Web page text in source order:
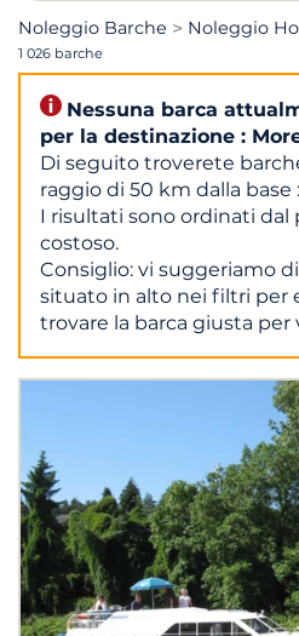
Noleggio Barche Noleggio
1 026 barche
Nessuna barca
per la destinazione :
Di seguito troverete
raggio di 50 km dalla base
I risultati sono ordinati dal
costoso.
Consiglio: vi suggeriamo
situato in alto nei filtri per
trovare la barca giusta per